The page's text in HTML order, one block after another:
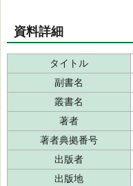
資料詳細
タイトル
副書名
叢書名
著者
著者典拠番号
出版者
出版地